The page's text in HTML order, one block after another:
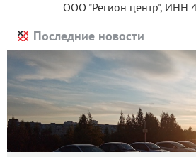
ООО "Регион центр", ИНН
Последние новости